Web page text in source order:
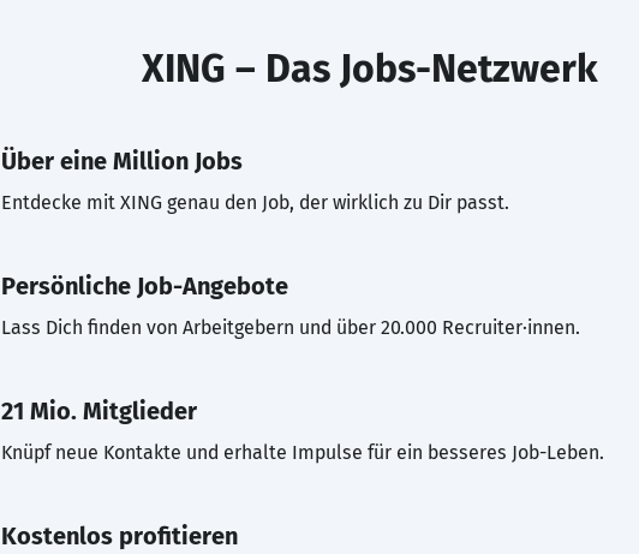
XING – Das Jobs-Netzwerk
Über eine Million Jobs
Entdecke mit XING genau den Job, der wirklich zu Dir passt.
Persönliche Job-Angebote
Lass Dich finden von Arbeitgebern und über 20.000 Recruiter·innen.
21 Mio. Mitglieder
Knüpf neue Kontakte und erhalte Impulse für ein besseres Job-Leben.
Kostenlos profitieren